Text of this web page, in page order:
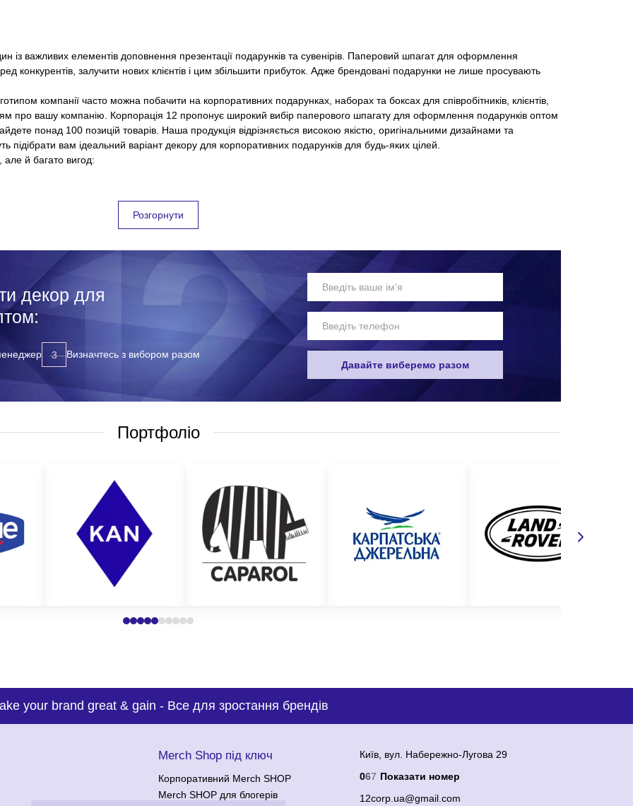
важливих елементів доповнення презентації подарунків та сувенірів. Паперовий шпагат для оформлення
конкурентів, залучити нових клієнтів і цим збільшити прибуток. Адже брендовані подарунки не лише просувають
компанії часто можна побачити на корпоративних подарунках, наборах та боксах для співробітників, клієнтів,
про вашу компанію. Корпорація 12 пропонує широкий вибір паперового шпагату для оформлення подарунків оптом
понад 100 позицій товарів. Наша продукція відрізняється високою якістю, оригінальними дизайнами та
підібрати вам ідеальний варіант декору для корпоративних подарунків для будь-яких цілей.
й багато вигод:
замовлення);
у нас, вам достатньо звернутися до наших менеджерів будь-яким зручним для вас способом:
Розгорнути
декор для
Визначтесь з вибором разом
Давайте виберемо разом
Портфоліо
your brand great & gain -Все для зростання брендів
Merch Shop під ключ
Корпоративний Merch SHOP
Merch SHOP для блогерів
Київ, вул. Набережно-Лугова 29
067 Показати номер
12corp.ua@gmail.com